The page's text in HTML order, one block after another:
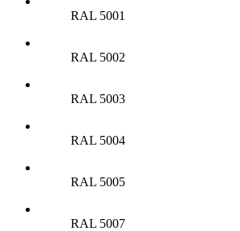
RAL 5001
RAL 5002
RAL 5003
RAL 5004
RAL 5005
RAL 5007